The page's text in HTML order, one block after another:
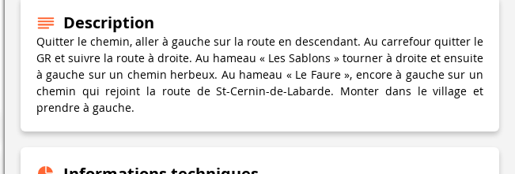
Description
Quitter le chemin, aller à gauche sur la route en descendant. Au carrefour quitter le
GR et suivre la route à droite. Au hameau « Les Sablons » tourner à droite et ensuite
à gauche sur un chemin herbeux. Au hameau « Le Faure », encore à gauche sur un
chemin qui rejoint la route de St-Cernin-de-Labarde. Monter dans le village et
prendre à gauche.